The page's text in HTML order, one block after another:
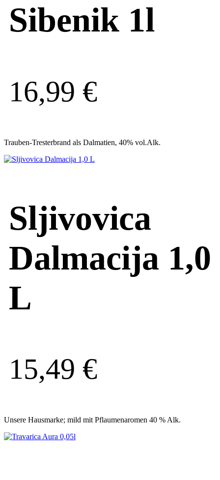
Sibenik 1l
16,99 €
Trauben-Tresterbrand als Dalmatien, 40% vol.Alk.
Sljivovica
Dalmacija 1,0
L
15,49 €
Unsere Hausmarke; mild mit Pflaumenaromen 40 % Alk.